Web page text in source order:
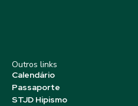
Outros links
Calendário
Passaporte
STJD Hipismo